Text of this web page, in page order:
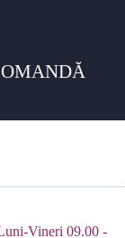
Vineri 09.00 -